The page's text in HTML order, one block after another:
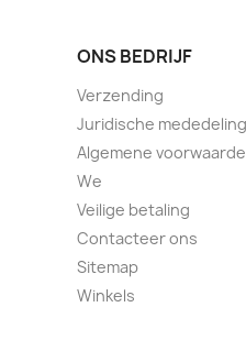
ONS BEDRIJF
Verzending
Juridische mededeling
Algemene
We
Veilige betaling
Contacteer ons
Sitemap
Winkels